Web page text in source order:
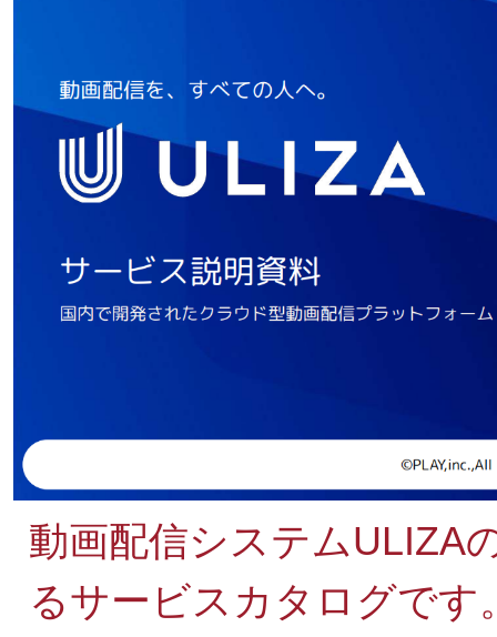
動画配信システムULIZA
るサービスカタログです